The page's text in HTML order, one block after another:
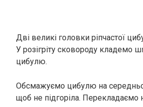
Дві великі головки ріпчастої
У розігріту сковороду кладемо
цибулю.
Обсмажуємо цибулю на
щоб не підгоріла. Перекладаємо